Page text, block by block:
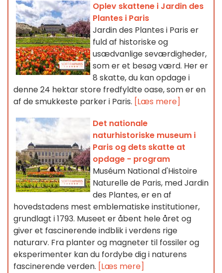
Oplev skattene i Jardin des
Plantes i Paris
Jardin des Plantes i Paris er
fuld af historiske og
usædvanlige seværdigheder,
som er et besøg værd. Her er
8 skatte, du kan opdage i
denne 24 hektar store fredfyldte oase, som er en
af de smukkeste parker i Paris. [Læs mere]
Det nationale
naturhistoriske museum i
Paris og dets skatte at
opdage - program
Muséum National d'Histoire
Naturelle de Paris, med Jardin
des Plantes, er en af
hovedstadens mest emblematiske institutioner,
grundlagt i 1793. Museet er åbent hele året og
giver et fascinerende indblik i verdens rige
naturarv. Fra planter og magneter til fossiler og
eksperimenter kan du fordybe dig i naturens
fascinerende verden. [Læs mere]